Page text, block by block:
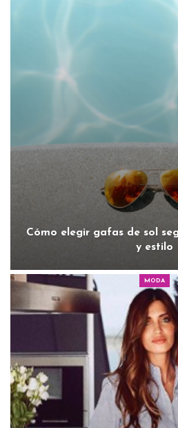
Cómo elegir gafas de sol
y estilo
MODA